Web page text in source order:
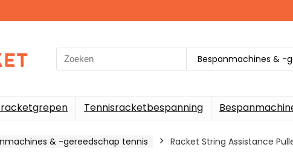
Search
for:
Bespanmachines & -
Tennisracketbespanning
& -gereedschap tennis Racket String Assistance